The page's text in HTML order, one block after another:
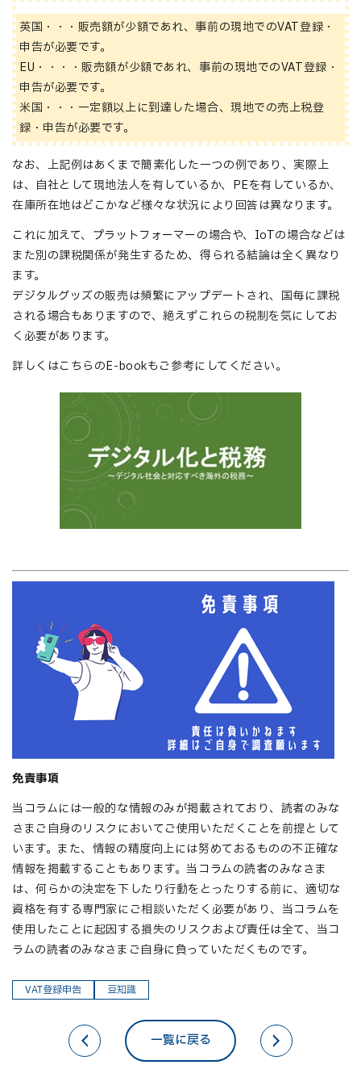
英国・・・販売額が少額であれ、事前の現地でのVAT登録・
申告が必要です。
EU・・・・販売額が少額であれ、事前の現地でのVAT登録・
申告が必要です。
米国・・・一定額以上に到達した場合、現地での売上税登
録・申告が必要です。
なお、上記例はあくまで簡素化した一つの例であり、実際上
は、自社として現地法人を有しているか、PEを有しているか、
在庫所在地はどこかなど様々な状況により回答は異なります。
これに加えて、プラットフォーマーの場合や、IoTの場合などは
また別の課税関係が発生するため、得られる結論は全く異なり
ます。
デジタルグッズの販売は頻繁にアップデートされ、国毎に課税
される場合もありますので、絶えずこれらの税制を気にしてお
く必要があります。
詳しくはこちらのE-bookもご参考にしてください。
免責事項
当コラムには一般的な情報のみが掲載されており、読者のみな
さまご自身のリスクにおいてご使用いただくことを前提として
います。また、情報の精度向上には努めておるものの不正確な
情報を掲載することもあります。当コラムの読者のみなさま
は、何らかの決定を下したり行動をとったりする前に、適切な
資格を有する専門家にご相談いただく必要があり、当コラムを
使用したことに起因する損失のリスクおよび責任は全て、当コ
ラムの読者のみなさまご自身に負っていただくものです。
VAT登録申告 豆知識
一覧に戻る